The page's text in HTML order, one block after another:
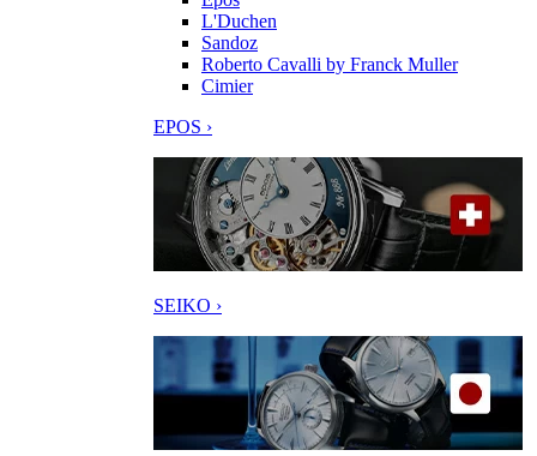
L'Duchen
Sandoz
Roberto Cavalli by Franck Muller
Cimier
EPOS ›
SEIKO ›